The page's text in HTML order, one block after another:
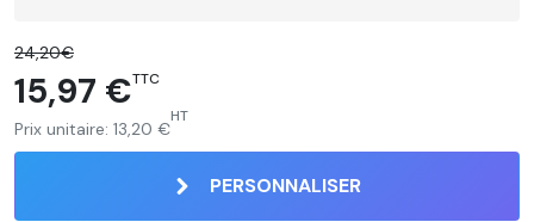
24,20€
15,97 €TTC
Prix unitaire: 13,20 €
HT
PERSONNALISER